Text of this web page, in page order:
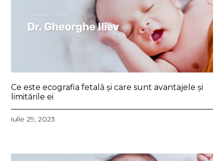
Ce este ecografia fetală și care sunt avantajele și
limitările ei
iulie 29, 2023